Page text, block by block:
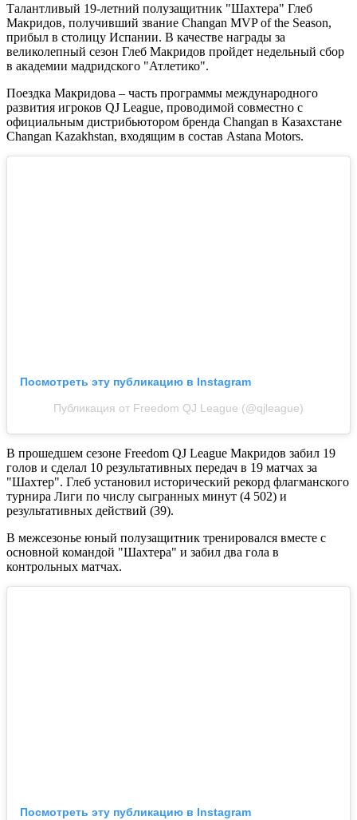
Талантливый 19-летний полузащитник "Шахтера" Глеб
Макридов, получивший звание Changan MVP of the Season,
прибыл в столицу Испании. В качестве награды за
великолепный сезон Глеб Макридов пройдет недельный сбор
в академии мадридского "Атлетико".
Поездка Макридова – часть программы международного
развития игроков QJ League, проводимой совместно с
официальным дистрибьютором бренда Changan в Казахстане
Changan Kazakhstan, входящим в состав Astana Motors.
Посмотреть эту публикацию в Instagram
Публикация от Freedom QJ League (@qjleague)
В прошедшем сезоне Freedom QJ League Макридов забил 19
голов и сделал 10 результативных передач в 19 матчах за
"Шахтер". Глеб установил исторический рекорд флагманского
турнира Лиги по числу сыгранных минут (4 502) и
результативных действий (39).
В межсезонье юный полузащитник тренировался вместе с
основной командой "Шахтера" и забил два гола в
контрольных матчах.
Посмотреть эту публикацию в Instagram